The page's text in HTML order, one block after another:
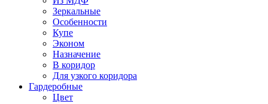
Зеркальные
Особенности
Купе
Эконом
Назначение
В коридор
Для узкого коридора
Гардеробные
Цвет